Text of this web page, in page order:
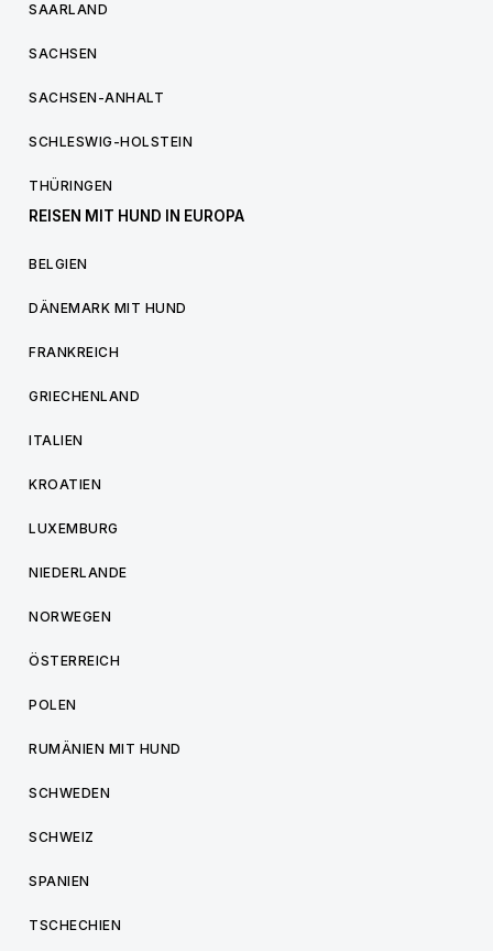
SAARLAND
SACHSEN
SACHSEN-ANHALT
SCHLESWIG-HOLSTEIN
THÜRINGEN
REISEN MIT HUND IN EUROPA
BELGIEN
DÄNEMARK MIT HUND
FRANKREICH
GRIECHENLAND
ITALIEN
KROATIEN
LUXEMBURG
NIEDERLANDE
NORWEGEN
ÖSTERREICH
POLEN
RUMÄNIEN MIT HUND
SCHWEDEN
SCHWEIZ
SPANIEN
TSCHECHIEN